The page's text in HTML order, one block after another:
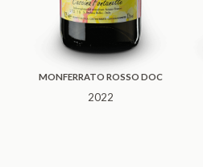
MONFERRATO ROSSO DOC
2022